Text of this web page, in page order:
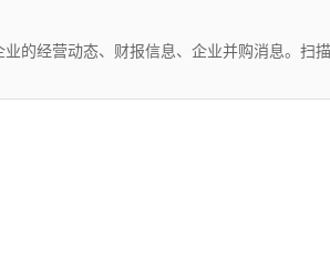
的经营动态、财报信息、企业并购消息。扫